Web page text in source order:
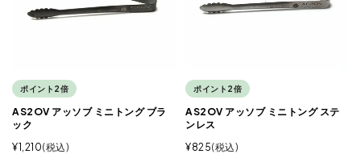
ポイント2倍
AS2OV アッソブ ミニトング ブラ
ック
¥1,210 税込
ポイント2倍
AS2OV アッソブ ミニトング ステ
ンレス
¥825 税込